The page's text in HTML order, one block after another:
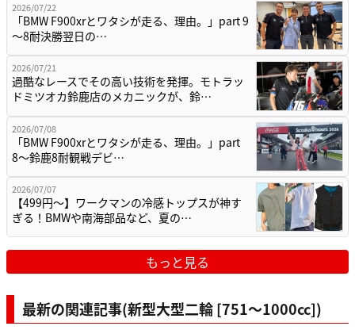
2026/07/22
「BMW F900xrとワタシが走る、理由。」part 9
〜8耐決勝翌日の…
2026/07/21
過酷なレースでその高い技術を発揮。モトラッ
ドミツオカ鈴鹿店のメカニックが、鈴…
2026/07/08
「BMW F900xrとワタシが走る、理由。」part
8〜鈴鹿8耐観戦デビ…
2026/07/07
【499円〜】ワークマンの冷感トップスが神す
ぎる！BMWや南海部品など、夏の…
もっと見る
最新の関連記事(新型大型二輪 [751〜1000cc])